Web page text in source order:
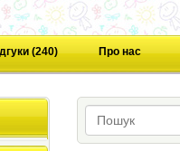
(240) Про нас